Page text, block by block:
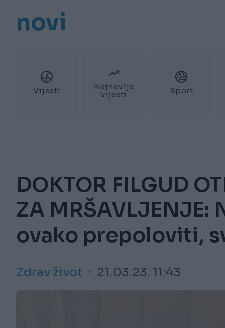
novi
Vijesti
Najnovije
vijesti
Sport
DOKTOR FILGUD
ZA MRŠAVLJENJE:
ovako prepoloviti,
Zdrav život 21.03.23. 11:43